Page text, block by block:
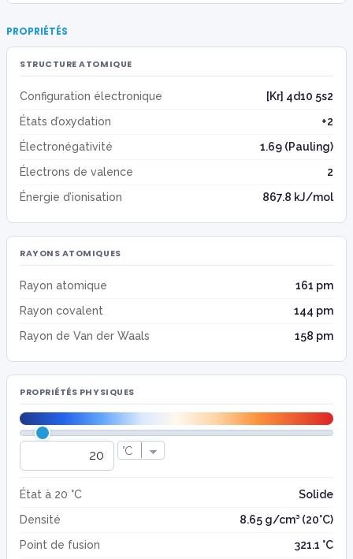
PROPRIÉTÉS
STRUCTURE ATOMIQUE
Configuration électronique
[Kr] 4d10 5s2
États d’oxydation
+2
Électronégativité
1.69 (Pauling)
Électrons de valence
2
Énergie d’ionisation
867.8 kJ/mol
RAYONS ATOMIQUES
Rayon atomique
161 pm
Rayon covalent
144 pm
Rayon de Van der Waals
158 pm
PROPRIÉTÉS PHYSIQUES
État à 20 °C
Solide
Densité
8.65 g/cm³ (20°C)
Point de fusion
321.1 °C